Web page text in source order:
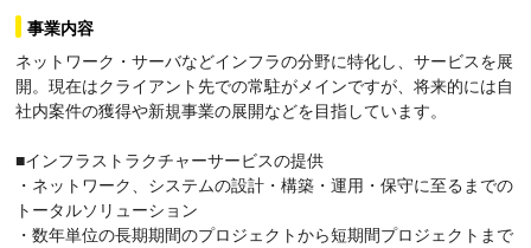
事業内容
ネットワーク・サーバなどインフラの分野に特化し、サービスを展
開。現在はクライアント先での常駐がメインですが、将来的には自
社内案件の獲得や新規事業の展開などを目指しています。
■インフラストラクチャーサービスの提供
・ネットワーク、システムの設計・構築・運用・保守に至るまでの
トータルソリューション
・数年単位の長期期間のプロジェクトから短期間プロジェクトまで